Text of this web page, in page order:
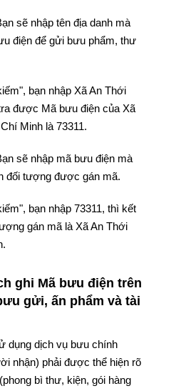
sẽ nhập tên địa danh mà
điện để gửi bưu phẩm, thư
bạn nhập Xã An Thới
được Mã bưu điện của Xã
Minh là 73311.
sẽ nhập mã bưu điện mà
đối tượng được gán mã.
bạn nhập 73311, thì kết
gán mã là Xã An Thới
ghi Mã bưu điện trên
gửi, ấn phẩm và tài
dụng dịch vụ bưu chính
nhận) phải được thể hiện rõ
bì thư, kiện, gói hàng